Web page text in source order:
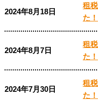
2024年8月18日
租
た！
2024年8月7日
租
た！
2024年7月30日
租
た！